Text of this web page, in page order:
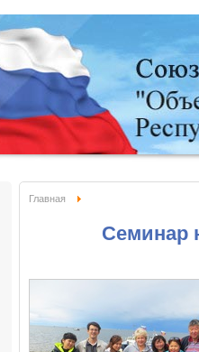
Главная
Семинар